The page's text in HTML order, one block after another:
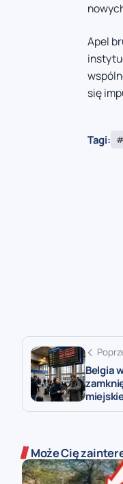
Apel
się
Tagi:
Belgia
Może Cię